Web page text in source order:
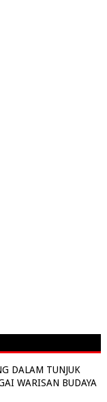
DALAM TUNJUK
WARISAN BUDAYA